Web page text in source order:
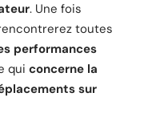
. Une fois
toutes
performances
qui concerne la
sur